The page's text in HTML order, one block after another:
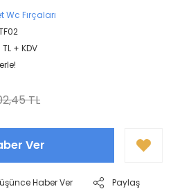
Wc Fırçaları
+ KDV
TL
Ver
Haber Ver Paylaş